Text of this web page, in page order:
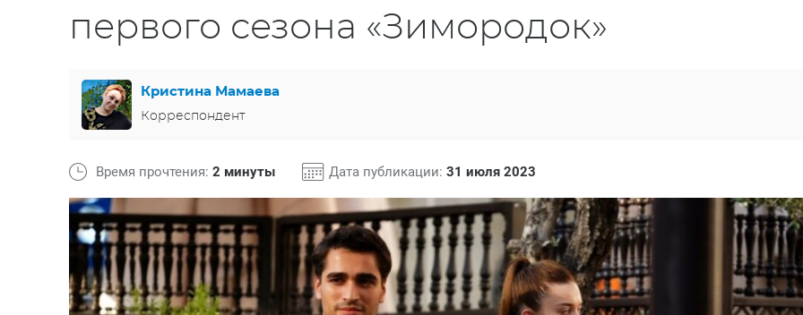
первого сезона «Зимородок»
Кристина Мамаева
Корреспондент
Время прочтения: 2 минуты Дата публикации: 31 июля 2023